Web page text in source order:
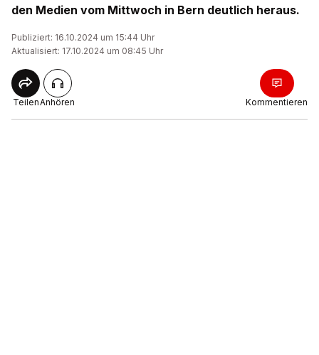
den Medien vom Mittwoch in Bern deutlich heraus.
Publiziert: 16.10.2024 um 15:44 Uhr
Aktualisiert: 17.10.2024 um 08:45 Uhr
TeilenAnhören Kommentieren